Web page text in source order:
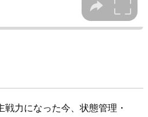
力になった今、状態管理・